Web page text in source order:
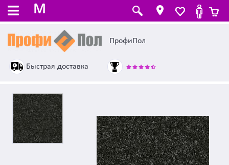
M
ПрофиПол
Быстрая доставка